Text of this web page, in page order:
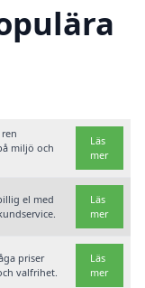
miljö och
Läs
mer
el med
Läs
mer
priser
valfrihet.
Läs
mer